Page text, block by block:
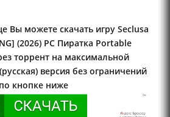
Вы можете скачать игру Seclusa
(2026) PC Пиратка Portable
торрент на максимальной
версия без ограничений
по кнопке ниже